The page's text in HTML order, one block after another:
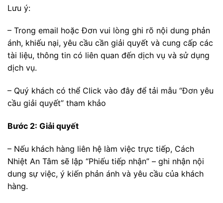
Lưu ý:
– Trong email hoặc Đơn vui lòng ghi rõ nội dung phản
ánh, khiếu nại, yêu cầu cần giải quyết và cung cấp các
tài liệu, thông tin có liên quan đến dịch vụ và sử dụng
dịch vụ.
– Quý khách có thể Click vào đây để tải mẫu “Đơn yêu
cầu giải quyết” tham khảo
Bước 2: Giải quyết
– Nếu khách hàng liên hệ làm việc trực tiếp, Cách
Nhiệt An Tâm sẽ lập “Phiếu tiếp nhận” – ghi nhận nội
dung sự việc, ý kiến phản ánh và yêu cầu của khách
hàng.